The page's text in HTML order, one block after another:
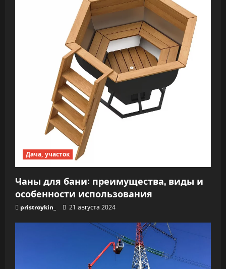
Дача, участок
Чаны для бани: преимущества, виды и
особенности использования
pristroykin_ 21 августа 2024